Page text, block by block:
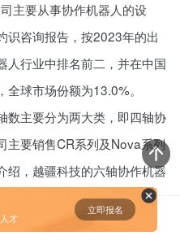
要从事协作机器人的设
识咨询报告，按2023年的出
人行业中排名前二，并在中国
球市场份额为13.0%。
主要分为两大类，即四轴协
主要销售CR系列及Nova系列
绍，越疆科技的六轴协作机器
协作机器人系列主要包括
，易于在桌面上运用。
才
立即报名